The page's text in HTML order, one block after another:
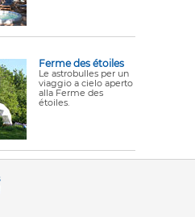
Ferme des étoiles
Le astrobulles per un
viaggio a cielo aperto
alla Ferme des
étoiles.